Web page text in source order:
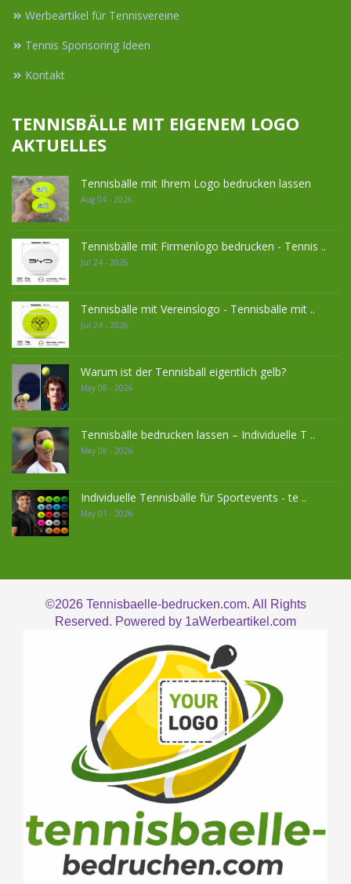
Werbeartikel für Tennisvereine
Tennis Sponsoring Ideen
Kontakt
TENNISBÄLLE MIT EIGENEM LOGO
AKTUELLES
Tennisbälle mit Ihrem Logo bedrucken lassen
Aug 04 - 2026
Tennisbälle mit Firmenlogo bedrucken - Tennis ..
Jul 24 - 2026
Tennisbälle mit Vereinslogo - Tennisbälle mit ..
Jul 24 - 2026
Warum ist der Tennisball eigentlich gelb?
May 08 - 2026
Tennisbälle bedrucken lassen – Individuelle T ..
May 08 - 2026
Individuelle Tennisbälle für Sportevents - te ..
May 01 - 2026
©2026 Tennisbaelle-bedrucken.com. All Rights
Reserved. Powered by 1aWerbeartikel.com